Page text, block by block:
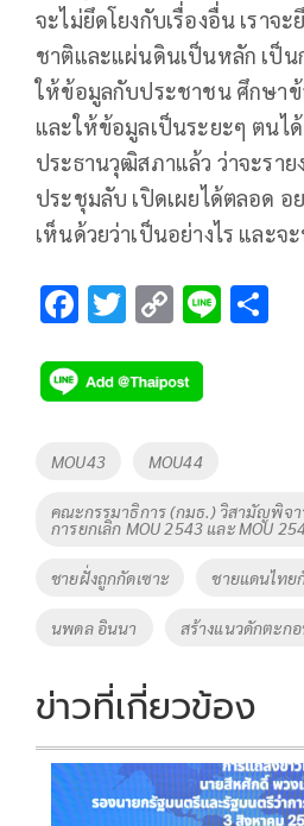
จะไม่ยึดโยงกับเรื่องอื่น เราจ
ชาติและแผ่นดินเป็นหลัก เป็นก
ให้ข้อมูลกับประชาชน ศึกษาข้
และให้ข้อมูลเป็นระยะๆ ตนไ
ประธานวุฒิสภาแล้ว ว่าจะรา
ประชุมลับ เปิดเผยได้ตลอด อ
เห็นด้วยว่าเป็นอย่างไร และจ
F
e
b
o
k
T
tt
er
C
p
y
Li
n
k
Li
Tags
MOU43 MOU44
คณะกรรมาธิการ (กมธ.) วิสามัญพิจ
การยกเลิก MOU 2543 และ MOU
ชายฝั่งถูกกัดเซาะ ชายแดนไทย
นพดล อินนา สร้างแนวดักตะก
ข่าวที่เกี่ยวข้อง